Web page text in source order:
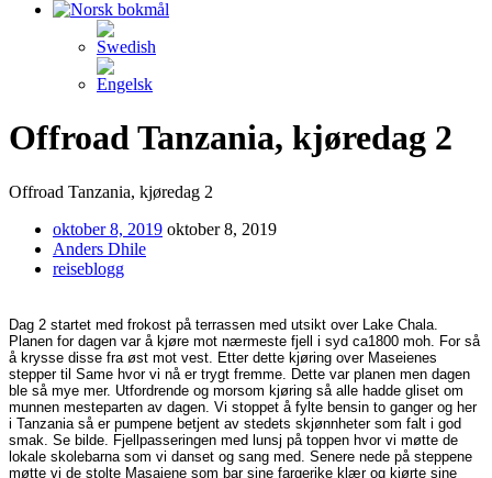
Offroad Tanzania, kjøredag 2
Offroad Tanzania, kjøredag 2
oktober 8, 2019 oktober 8, 2019
Anders Dhile
reiseblogg
Dag 2 startet med frokost på terrassen med utsikt over Lake Chala.
Planen for dagen var å kjøre mot nærmeste fjell i syd ca1800 moh. For så
å krysse disse fra øst mot vest. Etter dette kjøring over Maseienes
stepper til Same hvor vi nå er trygt fremme. Dette var planen men dagen
ble så mye mer. Utfordrende og morsom kjøring så alle hadde gliset om
munnen mesteparten av dagen. Vi stoppet å fylte bensin to ganger og her
i Tanzania så er pumpene betjent av stedets skjønnheter som falt i god
smak. Se bilde. Fjellpasseringen med lunsj på toppen hvor vi møtte de
lokale skolebarna som vi danset og sang med. Senere nede på steppene
møtte vi de stolte Masaiene som bar sine fargerike klær og kjørte sine